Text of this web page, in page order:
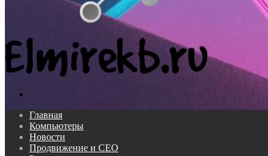
Главная
Компьютеры
Новости
Продвижение и СЕО